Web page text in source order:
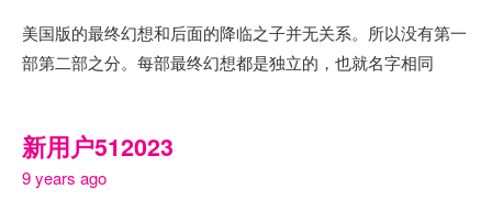
美国版的最终幻想和后面的降临之子并无关系。所以没有第一
部第二部之分。每部最终幻想都是独立的，也就名字相同
新用户512023
9 years ago